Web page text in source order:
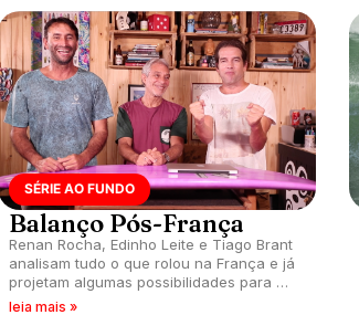
SÉRIE AO FUNDO
Balanço Pós-França
Renan Rocha, Edinho Leite e Tiago Brant
analisam tudo o que rolou na França e já
projetam algumas possibilidades para a
etapa de Portugal.
leia mais »